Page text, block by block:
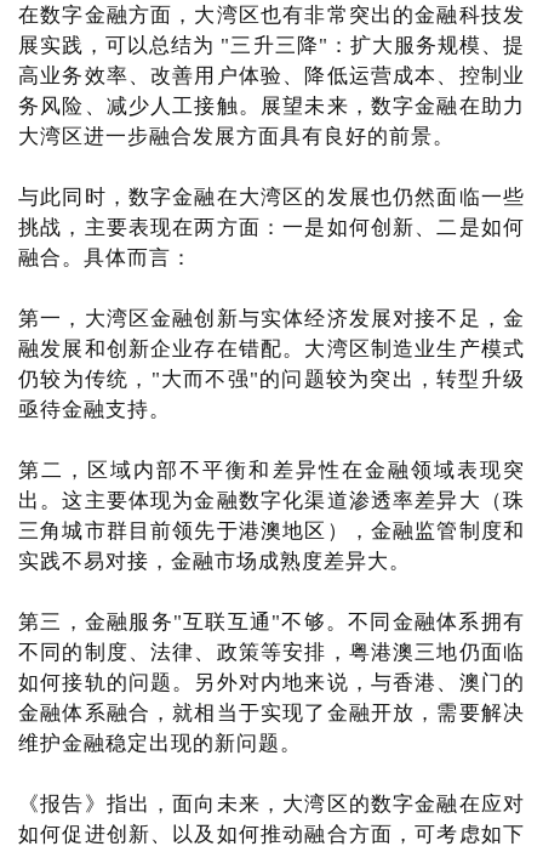
在数字金融方面，大湾区也有非常突出的金融科技发
展实践，可以总结为 "三升三降"：扩大服务规模、提
高业务效率、改善用户体验、降低运营成本、控制业
务风险、减少人工接触。展望未来，数字金融在助力
大湾区进一步融合发展方面具有良好的前景。
与此同时，数字金融在大湾区的发展也仍然面临一些
挑战，主要表现在两方面：一是如何创新、二是如何
融合。具体而言：
第一，大湾区金融创新与实体经济发展对接不足，金
融发展和创新企业存在错配。大湾区制造业生产模式
仍较为传统，"大而不强"的问题较为突出，转型升级
亟待金融支持。
第二，区域内部不平衡和差异性在金融领域表现突
出。这主要体现为金融数字化渠道渗透率差异大（珠
三角城市群目前领先于港澳地区），金融监管制度和
实践不易对接，金融市场成熟度差异大。
第三，金融服务"互联互通"不够。不同金融体系拥有
不同的制度、法律、政策等安排，粤港澳三地仍面临
如何接轨的问题。另外对内地来说，与香港、澳门的
金融体系融合，就相当于实现了金融开放，需要解决
维护金融稳定出现的新问题。
《报告》指出，面向未来，大湾区的数字金融在应对
如何促进创新、以及如何推动融合方面，可考虑如下